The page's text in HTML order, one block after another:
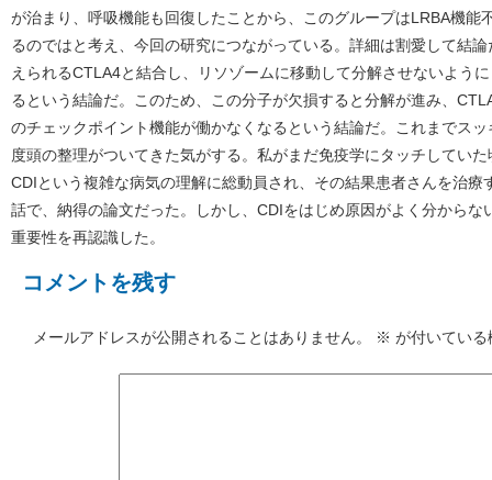
が治まり、呼吸機能も回復したことから、このグループはLRBA機能
るのではと考え、今回の研究につながっている。詳細は割愛して結
えられるCTLA4と結合し、リソゾームに移動して分解させないよう
るという結論だ。このため、この分子が欠損すると分解が進み、
のチェックポイント機能が働かなくなるという結論だ。これまでス
度頭の整理がついてきた気がする。私がまだ免疫学にタッチしてい
CDIという複雑な病気の理解に総動員され、その結果患者さんを治
話で、納得の論文だった。しかし、CDIをはじめ原因がよく分から
重要性を再認識した。
コメントを残す
メールアドレスが公開されることはありません。 ※ が付いてい